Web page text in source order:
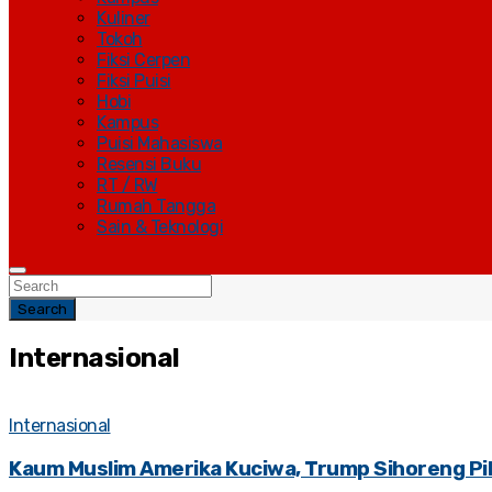
Kuliner
Tokoh
Fiksi Cerpen
Fiksi Puisi
Hobi
Kampus
Puisi Mahasiswa
Resensi Buku
RT / RW
Rumah Tangga
Sain & Teknologi
Search
Internasional
Internasional
Kaum Muslim Amerika Kuciwa, Trump Sihoreng